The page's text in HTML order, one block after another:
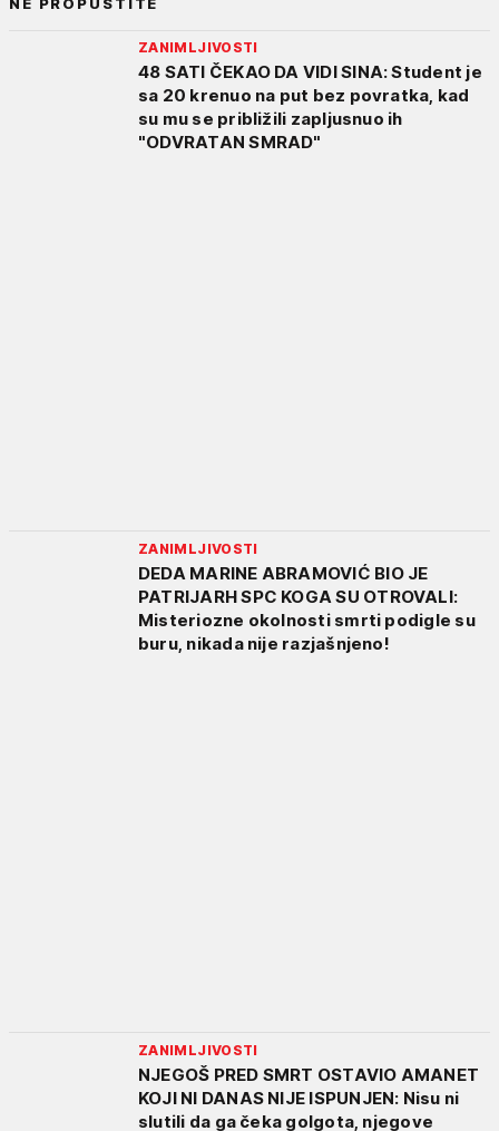
NE PROPUSTITE
ZANIMLJIVOSTI
48 SATI ČEKAO DA VIDI SINA: Student je
sa 20 krenuo na put bez povratka, kad
su mu se približili zapljusnuo ih
"ODVRATAN SMRAD"
ZANIMLJIVOSTI
DEDA MARINE ABRAMOVIĆ BIO JE
PATRIJARH SPC KOGA SU OTROVALI:
Misteriozne okolnosti smrti podigle su
buru, nikada nije razjašnjeno!
ZANIMLJIVOSTI
NJEGOŠ PRED SMRT OSTAVIO AMANET
KOJI NI DANAS NIJE ISPUNJEN: Nisu ni
slutili da ga čeka golgota, njegove